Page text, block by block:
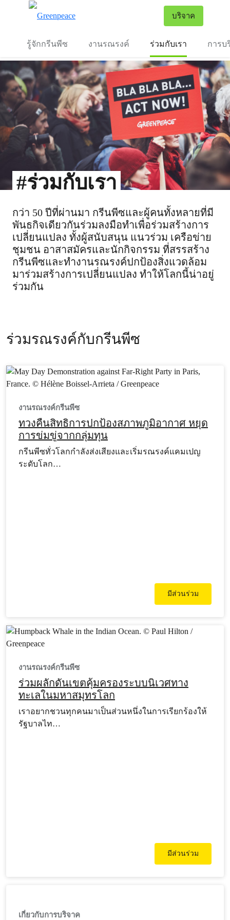
บริจาค
รู้จักกรีนพีซ งานรณรงค์ ร่วมกับเรา การบ
#ร่วมกับเรา
กว่า 50 ปีที่ผ่านมา กรีนพีซและผู้คนทั้งหลายที่มี
พันธกิจเดียวกันร่วมลงมือทำเพื่อร่วมสร้างการ
เปลี่ยนแปลง ทั้งผู้สนับสนุน แนวร่วม เครือข่าย
ชุมชน อาสาสมัครและนักกิจกรรม ที่สรรสร้าง
กรีนพีซและทำงานรณรงค์ปกป้องสิ่งแวดล้อม
มาร่วมสร้างการเปลี่ยนแปลง ทำให้โลกนี้น่าอยู่
ร่วมกัน
ร่วมรณรงค์กับกรีนพีซ
งานรณรงค์กรีนพีซ
ทวงคืนสิทธิการปกป้องสภาพภูมิอากาศ หยุด
การข่มขู่จากกลุ่มทุน
กรีนพีซทั่วโลกกำลังส่งเสียงและเริ่มรณรงค์แคมเปญ
ระดับโลก…
มีส่วนร่วม
งานรณรงค์กรีนพีซ
ร่วมผลักดันเขตคุ้มครองระบบนิเวศทาง
ทะเลในมหาสมุทรโลก
เราอยากชวนทุกคนมาเป็นส่วนหนึ่งในการเรียกร้องให้
รัฐบาลไท…
มีส่วนร่วม
เกี่ยวกับการบริจาค